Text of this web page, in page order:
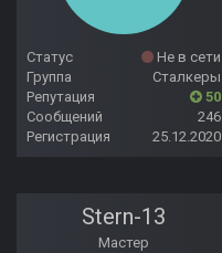
Статус
Не в сети
Группа
Сталкеры
Репутация
50
Сообщений
246
Регистрация
25.12.2020
Stern-13
Мастер